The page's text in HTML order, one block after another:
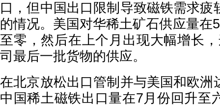
口，但中国出口限制导致磁铁需求疲
的情况。美国对华稀土矿石供应量在
至零，然后在上个月出现大幅增长
司最后一批货物的供应。
在北京放松出口管制并与美国和欧洲
中国稀土磁铁出口量在7月份回升至